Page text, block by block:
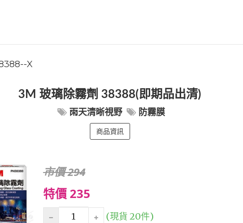
X
3M 玻璃除霧劑 38388(即期品出清)
雨天清晰視野 防霧膜
商品資訊
市價 294
特價 235
(現貨 20件)